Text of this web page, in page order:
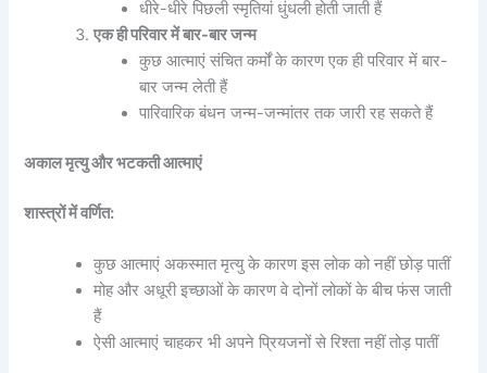
धीरे-धीरे पिछली स्मृतियां धुंधली होती जाती हैं
एक ही परिवार में बार-बार जन्म
कुछ आत्माएं संचित कर्मों के कारण एक ही परिवार में बार-
बार जन्म लेती हैं
पारिवारिक बंधन जन्म-जन्मांतर तक जारी रह सकते हैं
अकाल मृत्यु और भटकती आत्माएं
शास्त्रों में वर्णित:
कुछ आत्माएं अकस्मात मृत्यु के कारण इस लोक को नहीं छोड़ पातीं
मोह और अधूरी इच्छाओं के कारण वे दोनों लोकों के बीच फंस जाती
हैं
ऐसी आत्माएं चाहकर भी अपने प्रियजनों से रिश्ता नहीं तोड़ पातीं